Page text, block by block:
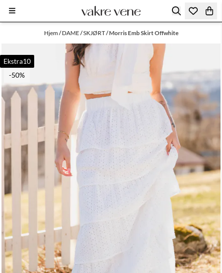
Hopp til innhold
Hjem/DAME/SKJØRT/Morris Emb Skirt Offwhite
Ekstra10
-50%